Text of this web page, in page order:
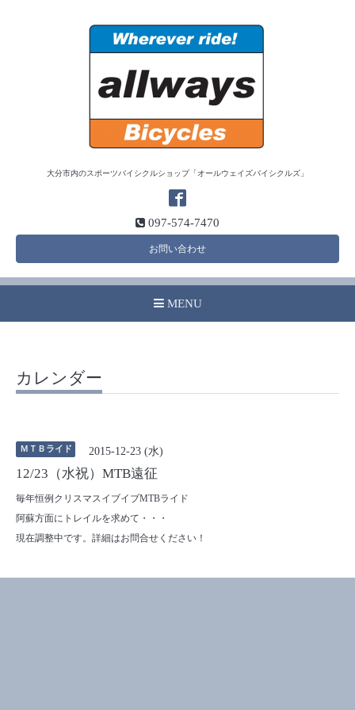
大分市内のスポーツバイシクルショップ「オールウェイズバイシクルズ」
097-574-7470
お問い合わせ
MENU
カレンダー
ＭＴＢライド 2015-12-23 (水)
12/23（水祝）MTB遠征
毎年恒例クリスマスイブイブMTBライド
阿蘇方面にトレイルを求めて・・・
現在調整中です。詳細はお問合せください！